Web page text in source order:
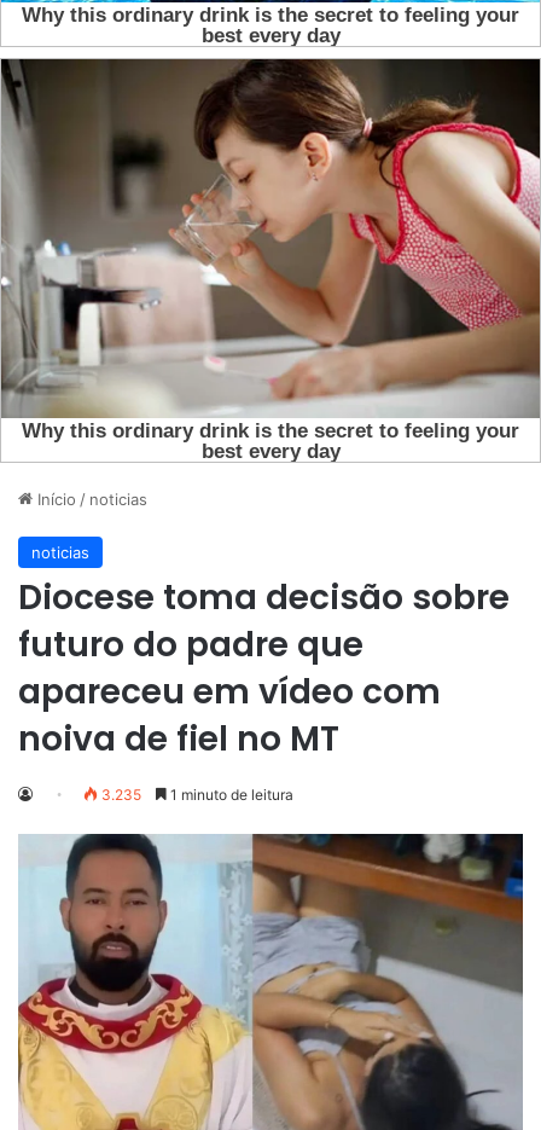
Início / noticias
noticias
Diocese toma decisão sobre
futuro do padre que
apareceu em vídeo com
noiva de fiel no MT
3.235 1 minuto de leitura